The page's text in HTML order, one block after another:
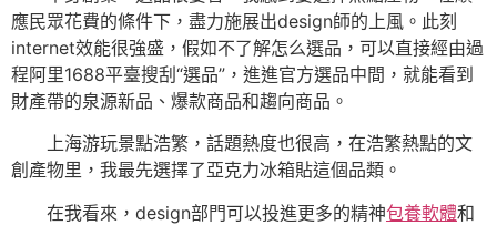
應民眾花費的條件下，盡力施展出design師的上風。此刻
internet效能很強盛，假如不了解怎么選品，可以直接經由過
程阿里1688平臺搜刮“選品”，進進官方選品中間，就能看到
財產帶的泉源新品、爆款商品和趨向商品。
上海游玩景點浩繁，話題熱度也很高，在浩繁熱點的文
創產物里，我最先選擇了亞克力冰箱貼這個品類。
在我看來，design部門可以投進更多的精神包養軟體和